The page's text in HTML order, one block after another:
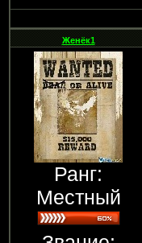
Женёк1
Ранг:
Местный